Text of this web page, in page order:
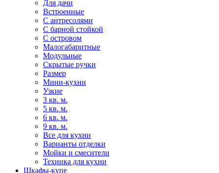
Для дачи
Встроенные
С антресолями
С барной стойкой
С островом
Малогабаритные
Модульные
Скрытые ручки
Размер
Мини-кухни
Узкие
3 кв. м.
5 кв. м.
6 кв. м.
9 кв. м.
Все для кухни
Варианты отделки
Мойки и смесители
Техника для кухни
Шкафы-купе